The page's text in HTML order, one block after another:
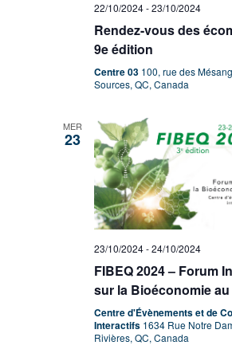
22/10/2024-23/10/2024
Rendez-vous des
9e édition
Centre 03 100, rue des
Sources, QC, Canada
MER
23
23/10/2024-24/10/2024
FIBEQ 2024 – Forum
sur la Bioéconomie
Centre d'Évènements et de
Interactifs 1634 Rue Notre
Rivières, QC, Canada